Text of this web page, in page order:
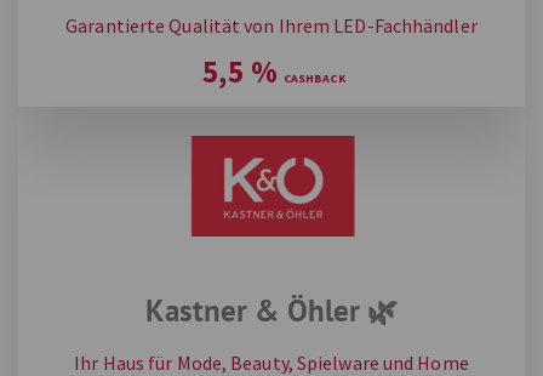
Garantierte Qualität von Ihrem LED-Fachhändler
5,5 %
Kastner & Öhler 🌿
Ihr Haus für Mode, Beauty, Spielware und Home